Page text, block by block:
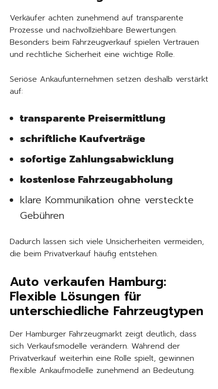
Verkäufer achten zunehmend auf transparente
Prozesse und nachvollziehbare Bewertungen.
Besonders beim Fahrzeugverkauf spielen Vertrauen
und rechtliche Sicherheit eine wichtige Rolle.
Seriöse Ankaufunternehmen setzen deshalb verstärkt
auf:
transparente Preisermittlung
schriftliche Kaufverträge
sofortige Zahlungsabwicklung
kostenlose Fahrzeugabholung
klare Kommunikation ohne versteckte
Gebühren
Dadurch lassen sich viele Unsicherheiten vermeiden,
die beim Privatverkauf häufig entstehen.
Auto verkaufen Hamburg:
Flexible Lösungen für
unterschiedliche Fahrzeugtypen
Der Hamburger Fahrzeugmarkt zeigt deutlich, dass
sich Verkaufsmodelle verändern. Während der
Privatverkauf weiterhin eine Rolle spielt, gewinnen
flexible Ankaufmodelle zunehmend an Bedeutung.